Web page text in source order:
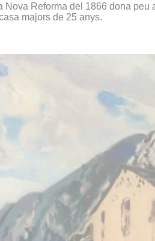
Reforma del 1866 dona
majors de 25 anys.